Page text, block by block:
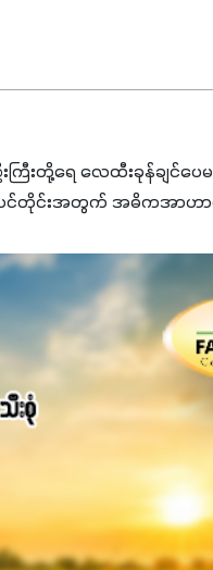
းကြီးတို့ရေ ‌လေထီးခုန်ချင်
တိုင်းအတွက် အဓိကအာဟာရ
ဖြစ်ပါတယ်။ အဓိကအကျိုးက
းနှံပင်များ၏အရွက်များစိ
ြင့်စေကာ အပင်သန်၍ အကြီး
းတည်ဆောက်မှုကို ပို၍သန်မာလ
းစဉ်များကိုလည်း အားပေး
မြင့်တက်စေပြီး အသီးအရ
။ ဟူးမစ်အက်စစ်ပါဝင်ပ
းနိုင်စွမ်းအားကောင်းလာခြ
နှံများ၊ပဲအမျိုးမျိုး၊ဟင်း
မယ့် စမတ်သီးစုံနော် အ
စုံကို သုံးကြပါစို့....